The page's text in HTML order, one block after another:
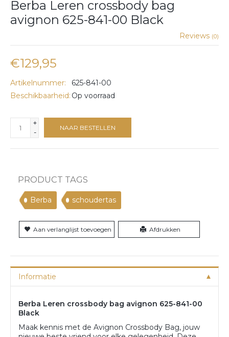
Berba Leren crossbody bag
avignon 625-841-00 Black
Reviews (0)
€129,95
Artikelnummer:
625-841-00
Beschikbaarheid: Op voorraad
+
-
NAAR BESTELLEN
PRODUCT TAGS
Berba schoudertas
Aan verlanglijst toevoegen Afdrukken
Informatie
Berba Leren crossbody bag avignon 625-841-00
Black
Maak kennis met de Avignon Crossbody Bag, jouw